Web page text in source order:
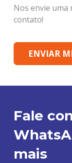
Nos envie uma
contato!
ENVIAR
Fale
mais